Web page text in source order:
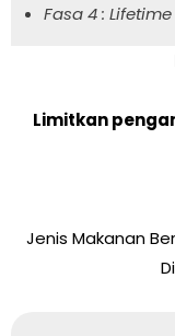
Fasa 4 :
Limitkan
Jenis Makanan